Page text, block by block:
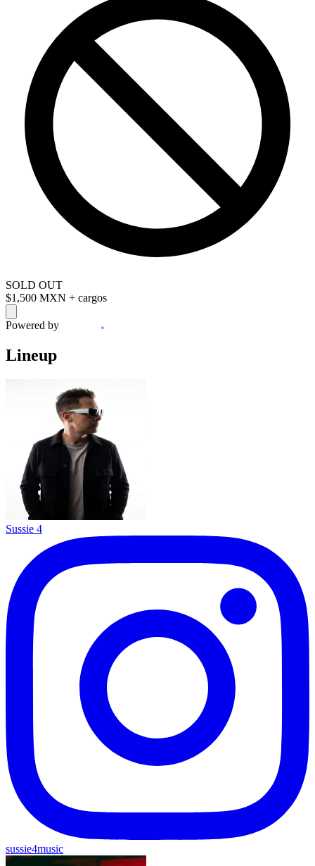
SOLD OUT
$1,500 MXN + cargos
Powered by
Lineup
Sussie 4
sussie4music